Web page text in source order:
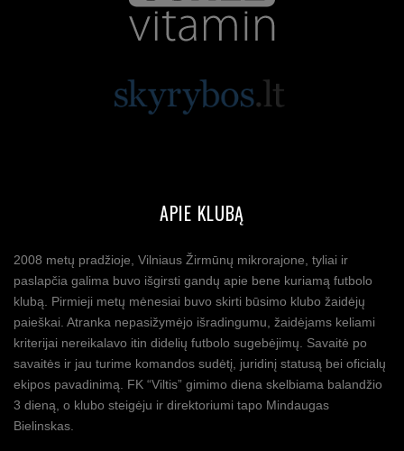
APIE KLUBĄ
2008 metų pradžioje, Vilniaus Žirmūnų mikrorajone, tyliai ir
paslapčia galima buvo išgirsti gandų apie bene kuriamą futbolo
klubą. Pirmieji metų mėnesiai buvo skirti būsimo klubo žaidėjų
paieškai. Atranka nepasižymėjo išradingumu, žaidėjams keliami
kriterijai nereikalavo itin didelių futbolo sugebėjimų. Savaitė po
savaitės ir jau turime komandos sudėtį, juridinį statusą bei oficialų
ekipos pavadinimą. FK “Viltis” gimimo diena skelbiama balandžio
3 dieną, o klubo steigėju ir direktoriumi tapo Mindaugas
Bielinskas.